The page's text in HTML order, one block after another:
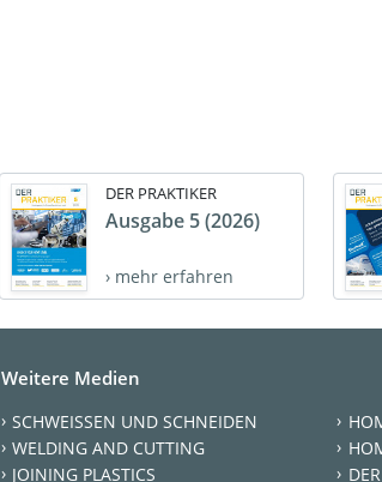
DER PRAKTIKER
Ausgabe 5 (2026)
› mehr erfahren
Weitere Medien
SCHWEISSEN UND SCHNEIDEN
WELDING AND CUTTING
JOINING PLASTICS